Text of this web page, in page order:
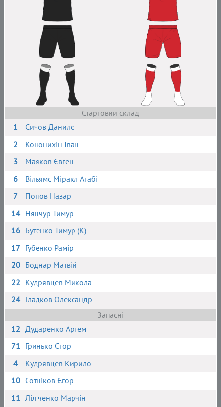
Стартовий склад
1
Сичов Данило
2
Кононихін Іван
3
Маяков Євген
6
Вільямс Міракл Агабі
7
Попов Назар
14 Нянчур Тимур
16 Бутенко Тимур (К)
17 Губенко Рамір
20 Боднар Матвій
22 Кудрявцев Микола
24 Гладков Олександр
Запасні
12 Дударенко Артем
71 Гринько Єгор
4
Кудрявцев Кирило
10 Сотніков Єгор
11 Ліліченко Марчін